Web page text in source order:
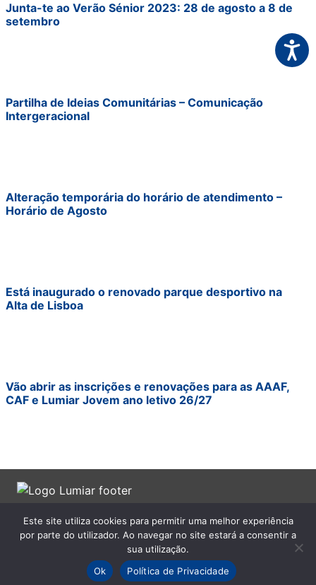
Junta-te ao Verão Sénior 2023: 28 de agosto a 8 de
setembro
Partilha de Ideias Comunitárias – Comunicação
Intergeracional
Alteração temporária do horário de atendimento –
Horário de Agosto
Está inaugurado o renovado parque desportivo na
Alta de Lisboa
Vão abrir as inscrições e renovações para as AAAF,
CAF e Lumiar Jovem ano letivo 26/27
Na Minha Rua
Política de Privacidade
Política de Cookies
Este site utiliza cookies para permitir uma melhor experiência
por parte do utilizador. Ao navegar no site estará a consentir a
sua utilização.
Ok
Política de Privacidade